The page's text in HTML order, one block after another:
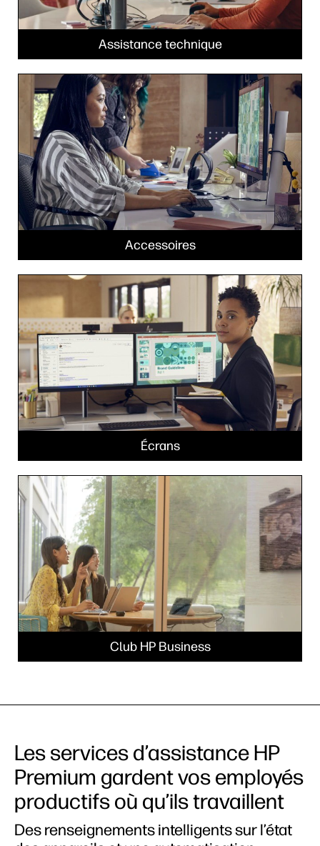
Assistance technique
Accessoires
Écrans
Club HP Business
Les services d’assistance HP
Premium gardent vos employés
productifs où qu’ils travaillent
Des renseignements intelligents sur l’état